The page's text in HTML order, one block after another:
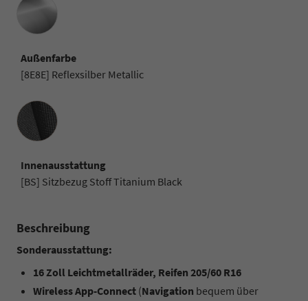
Außenfarbe
[8E8E] Reflexsilber Metallic
Innenausstattung
Innenausstattung
[BS] Sitzbezug Stoff Titanium Black
Beschreibung
Sonderausstattung:
16 Zoll Leichtmetallräder, Reifen 205/60 R16
Wireless App-Connect (Navigation bequem über